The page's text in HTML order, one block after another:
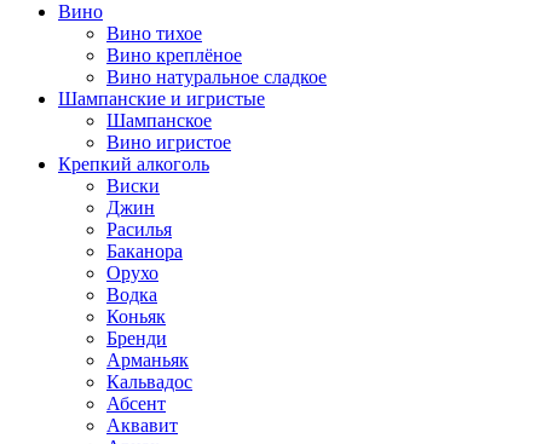
Вино
Вино тихое
Вино креплёное
Вино натуральное сладкое
Шампанские и игристые
Шампанское
Вино игристое
Крепкий алкоголь
Виски
Джин
Расилья
Баканора
Орухо
Водка
Коньяк
Бренди
Арманьяк
Кальвадос
Абсент
Аквавит